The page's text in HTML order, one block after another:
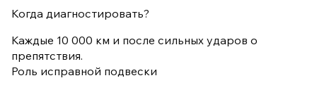
Когда диагностировать?
Каждые 10 000 км и после сильных ударов о
препятствия.
Роль исправной подвески